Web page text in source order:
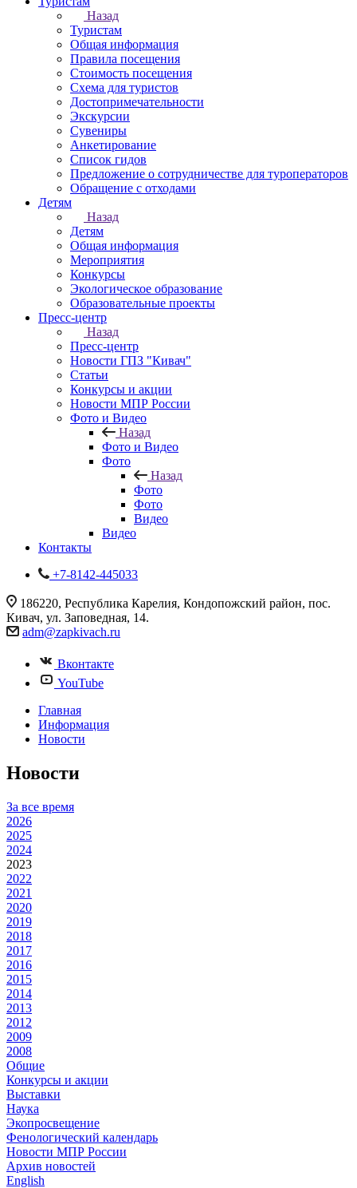
Назад
Туристам
Общая информация
Правила посещения
Стоимость посещения
Схема для туристов
Достопримечательности
Экскурсии
Сувениры
Анкетирование
Список гидов
Предложение о сотрудничестве для туроператоров
Обращение с отходами
Детям
Назад
Детям
Общая информация
Мероприятия
Конкурсы
Экологическое образование
Образовательные проекты
Пресс-центр
Назад
Пресс-центр
Новости ГПЗ "Кивач"
Статьи
Конкурсы и акции
Новости МПР России
Фото и Видео
Назад
Фото и Видео
Фото
Назад
Фото
Фото
Видео
Видео
Контакты
+7-8142-445033
186220, Республика Карелия, Кондопожский район, пос.
Кивач, ул. Заповедная, 14.
adm@zapkivach.ru
Вконтакте
YouTube
Главная
Информация
Новости
Новости
За все время
2026
2025
2024
2023
2022
2021
2020
2019
2018
2017
2016
2015
2014
2013
2012
2009
2008
Общие
Конкурсы и акции
Выставки
Наука
Экопросвещение
Фенологический календарь
Новости МПР России
Архив новостей
English